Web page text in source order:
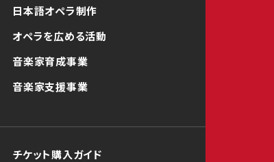
日本語オペラ制作
オペラを広める活動
音楽家育成事業
音楽家支援事業
チケット購入ガイド